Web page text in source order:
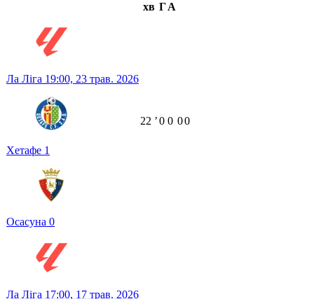
хв ГА
Ла Ліга 19:00, 23 трав. 2026
Хетафе 1
Осасуна 0
22 ʼ0 0 00
Ла Ліга 17:00, 17 трав. 2026